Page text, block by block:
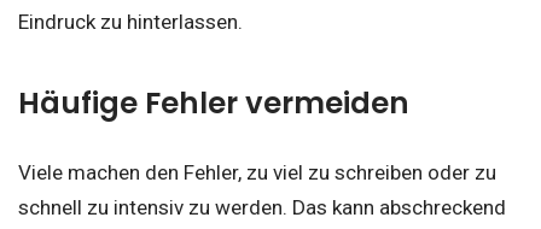
Eindruck zu hinterlassen.
Häufige Fehler vermeiden
Viele machen den Fehler, zu viel zu schreiben oder zu
schnell zu intensiv zu werden. Das kann abschreckend